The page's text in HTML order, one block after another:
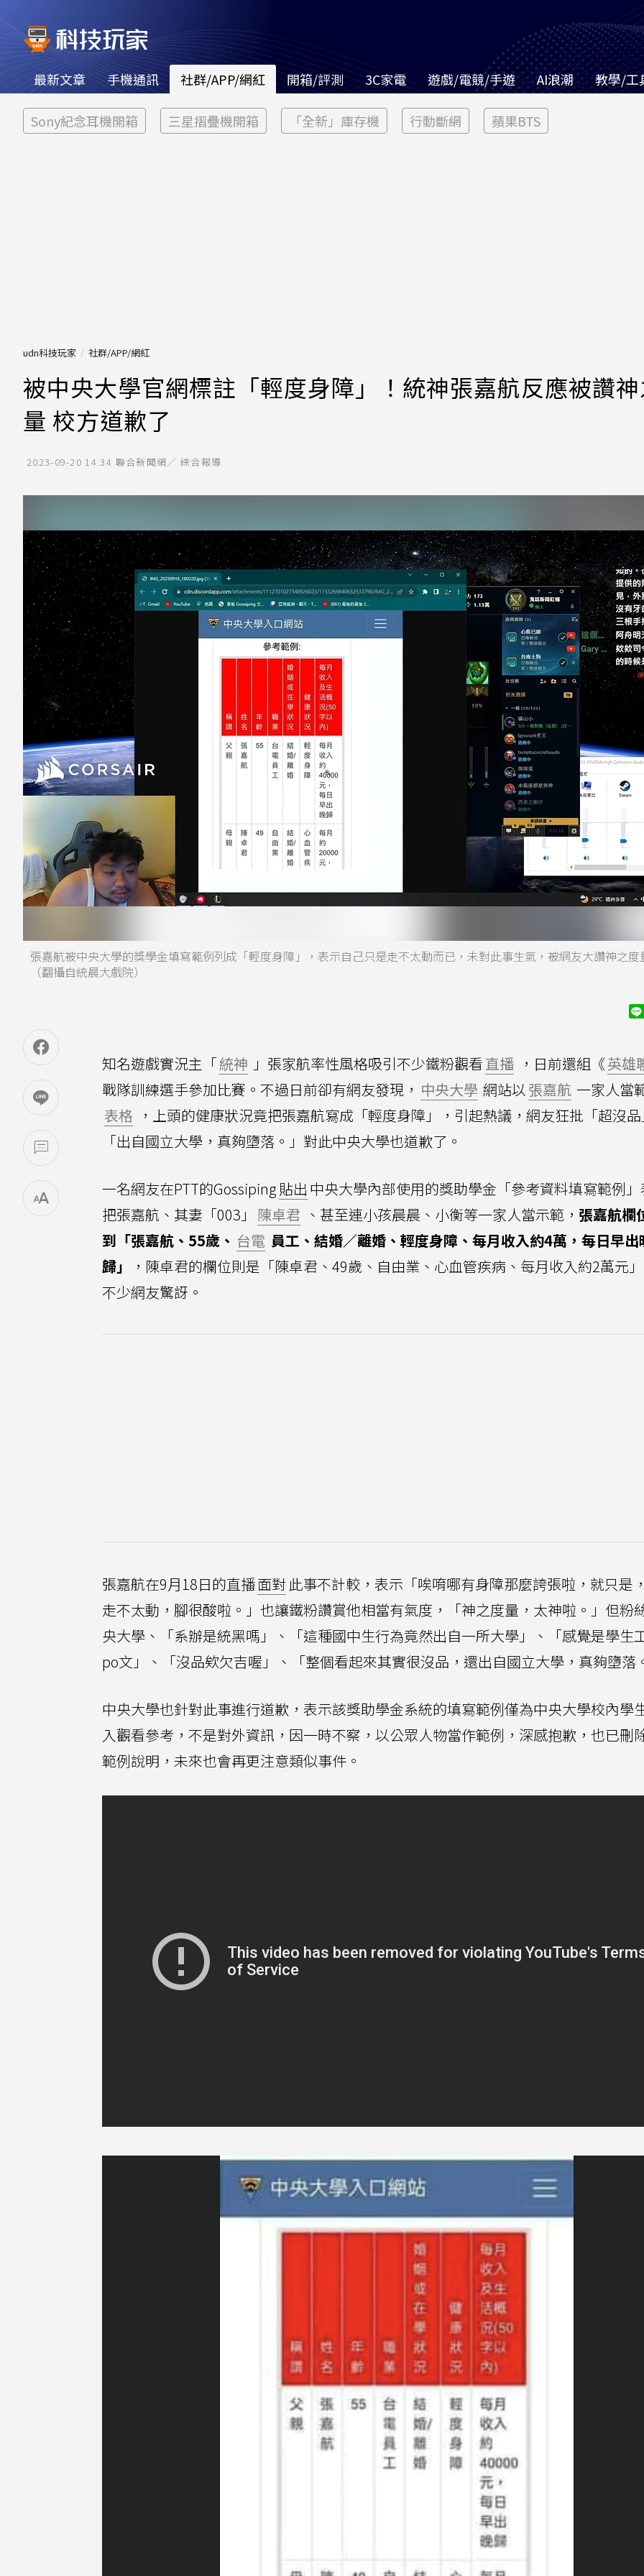
最新文章 手機通訊 社群/APP/網紅 開箱/評測 3C家電 遊戲/電競/手遊 AI浪潮 教學/工
Sony紀念耳機開箱 三星摺疊機開箱 「全新」庫存機 行動斷網 蘋果BTS
udn科技玩家 社群/APP/網紅
被中央大學官網標註「輕度身障」！統神張嘉航反應被讚
量 校方道歉了
2023-09-20 14:34 聯合新聞網／ 綜合報導
張嘉航被中央大學的獎學金填寫範例列成「輕度身障」，表示自己只是走不太動而已，未對此事生氣，被網友大讚神之度
（翻攝自統晨大戲院）
知名遊戲實況主「統神 」張家航率性風格吸引不少鐵粉觀看直播 ，日前還組《英雄
戰隊訓練選手參加比賽。不過日前卻有網友發現， 中央大學 網站以張嘉航 一家人當
表格 ，上頭的健康狀況竟把張嘉航寫成「輕度身障」，引起熱議，網友狂批「超沒
「出自國立大學，真夠墮落。」對此中央大學也道歉了。
一名網友在PTT的Gossiping 貼出 中央大學內部使用的獎助學金「參考資料填寫範例
把張嘉航、其妻「003」
陳卓君 、甚至連小孩晨晨、小衡等一家人當示範， 張嘉航欄
到「張嘉航、55歲、 台電 員工、結婚／離婚、輕度身障、每月收入約4萬，每日早出
歸」
，陳卓君的欄位則是「陳卓君、49歲、自由業、心血管疾病、每月收入約2萬元
不少網友驚訝。
張嘉航在9月18日的直播面對 此事不計較，表示「唉唷哪有身障那麼誇張啦，就只是
走不太動，腳很酸啦。」也讓鐵粉讚賞他相當有氣度，「神之度量，太神啦。」但粉
央大學、「系辦是統黑嗎」、「這種國中生行為竟然出自一所大學」、「感覺是學生
po文」、「沒品欸欠吉喔」、「整個看起來其實很沒品，還出自國立大學，真夠墮落
中央大學也針對此事進行道歉，表示該獎助學金系統的填寫範例僅為中央大學校內學
入觀看參考，不是對外資訊，因一時不察，以公眾人物當作範例，深感抱歉，也已刪
範例說明，未來也會再更注意類似事件。